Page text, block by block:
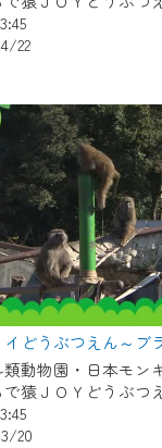
22
猿ＪＯＹどうぶつ
20
ご利用頂くた
使っているメー
などのフリー
能です）
のログイン・
ら
をご利用中の
けます。
ス情報＞
のリニューアル
業を予定してい
～16:30